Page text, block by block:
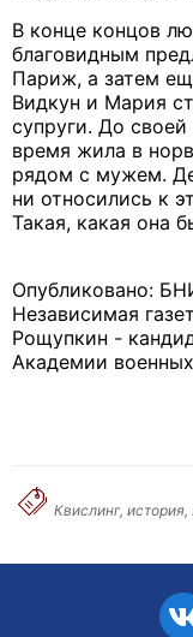
В конце концов
благовидным
Париж, а затем
Видкун и Мария
супруги. До
время жила в
рядом с мужем.
ни относились к
Такая, какая она
Опубликовано:
Независимая
Рощупкин -
Академии
Квислинг,